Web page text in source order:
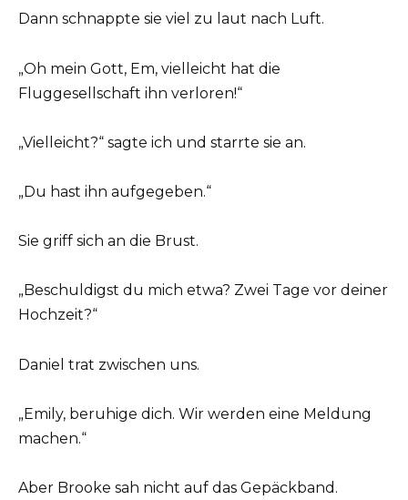
Dann schnappte sie viel zu laut nach Luft.
„Oh mein Gott, Em, vielleicht hat die
Fluggesellschaft ihn verloren!“
„Vielleicht?“ sagte ich und starrte sie an.
„Du hast ihn aufgegeben.“
Sie griff sich an die Brust.
„Beschuldigst du mich etwa? Zwei Tage vor deiner
Hochzeit?“
Daniel trat zwischen uns.
„Emily, beruhige dich. Wir werden eine Meldung
machen.“
Aber Brooke sah nicht auf das Gepäckband.